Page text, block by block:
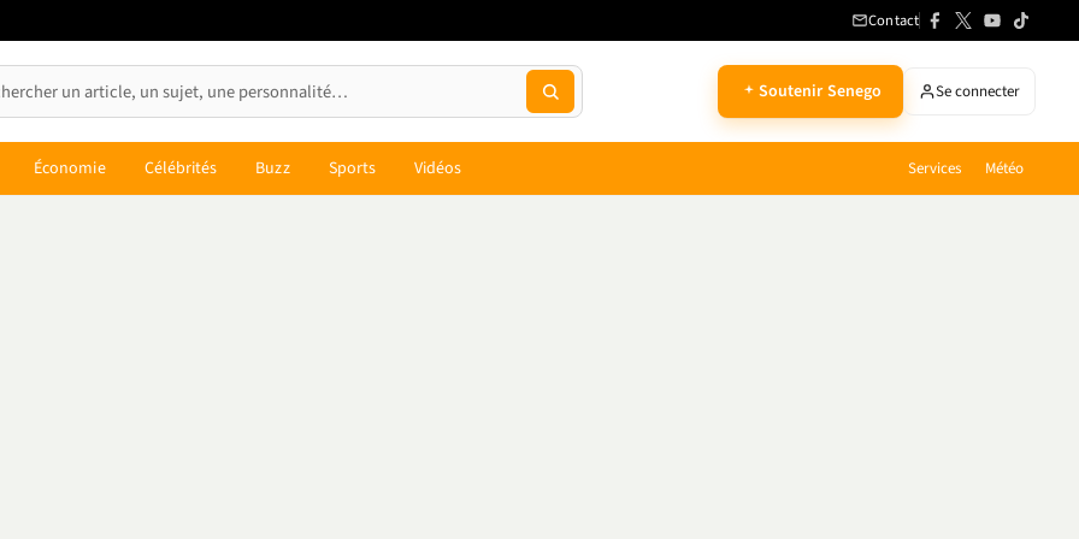
Contact
Soutenir Senego Se connecter
Économie Célébrités Buzz Sports Vidéos Services Météo